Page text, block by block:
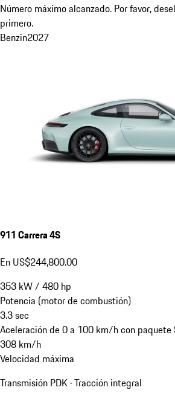
Número máximo alcanzado. Por favor,
primero.
Benzin2027
911 Carrera 4S
En US$244,800.00
353 kW/ 480 hp
Potencia (motor de combustión)
3.3sec
Aceleración de 0 a 100 km/h con paquete
308 km/h
Velocidad máxima
Transmisión PDK · Tracción integral